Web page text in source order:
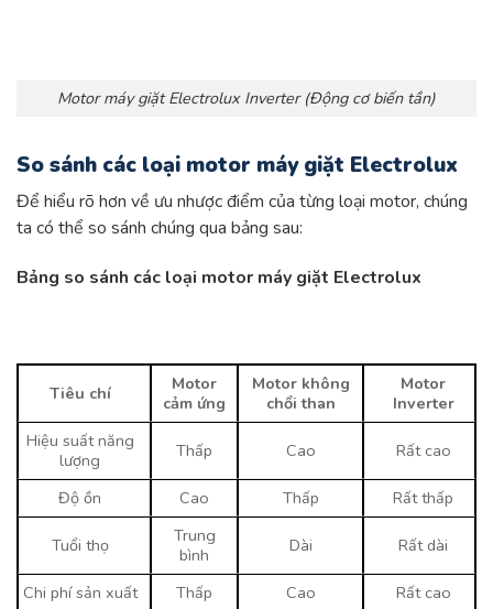
Motor máy giặt Electrolux Inverter (Động cơ biến tần)
So sánh các loại motor máy giặt Electrolux
Để hiểu rõ hơn về ưu nhược điểm của từng loại motor, chúng
ta có thể so sánh chúng qua bảng sau:
Bảng so sánh các loại motor máy giặt Electrolux
Tiêu chí
Motor
cảm ứng
Motor không
chổi than
Motor
Inverter
Hiệu suất năng
lượng
Thấp Cao Rất cao
Độ ồn Cao Thấp Rất thấp
Tuổi thọ
Trung
bình
Dài Rất dài
Chi phí sản xuất Thấp Cao
Rất cao